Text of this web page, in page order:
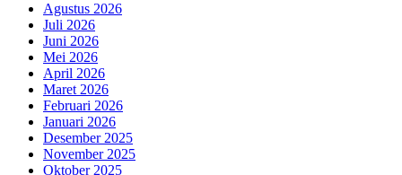
Agustus 2026
Juli 2026
Juni 2026
Mei 2026
April 2026
Maret 2026
Februari 2026
Januari 2026
Desember 2025
November 2025
Oktober 2025